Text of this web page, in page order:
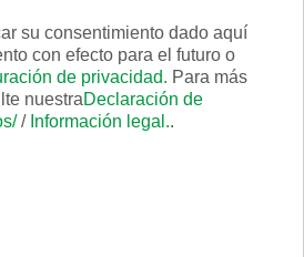
su consentimiento dado aquí
con efecto para el futuro o
de privacidad. Para más
nuestraDeclaración de
/ Información legal..